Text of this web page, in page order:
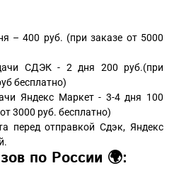
– 400 руб. (при заказе от 5000
СДЭК - 2 дня 200 руб.(при
бесплатно)
Яндекс Маркет - 3-4 дня 100
3000 руб. бесплатно)
перед отправкой Сдэк, Яндекс
по России 🌍: